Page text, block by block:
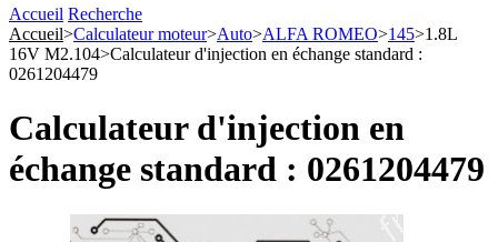
Accueil Recherche
Accueil>Calculateur moteur>Auto>ALFA ROMEO>145>1.8L
16V M2.104>Calculateur d'injection en échange standard :
0261204479
Calculateur d'injection en
échange standard : 0261204479